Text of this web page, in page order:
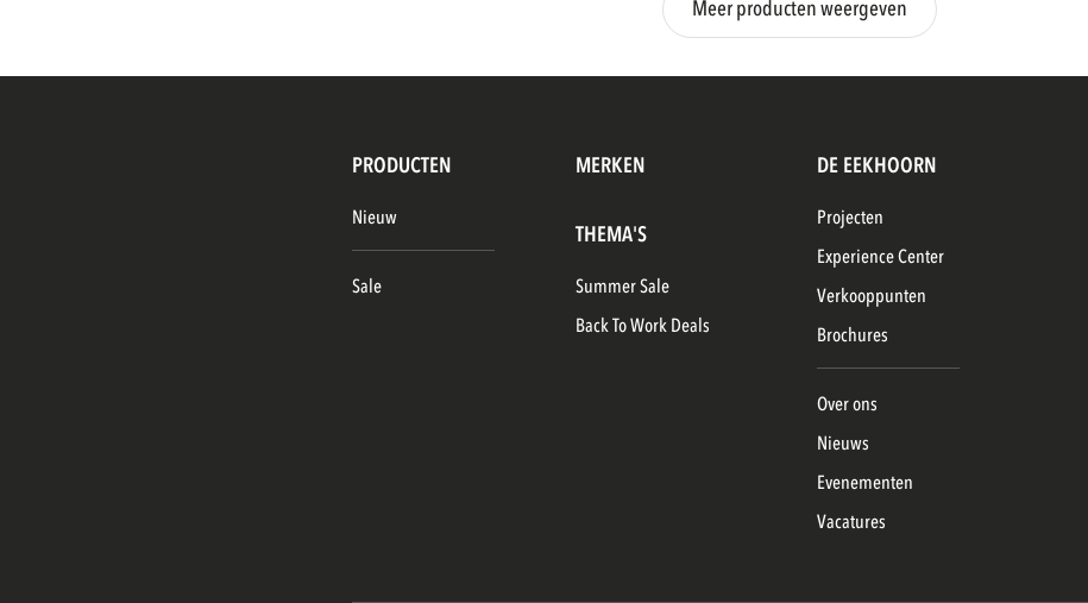
Meer producten weergeven
PRODUCTEN MERKEN
Nieuw
Sale
THEMA'S
Summer Sale
Back To Work Deals
DE EEKHOORN
Projecten
Experience Center
Verkooppunten
Brochures
Over ons
Nieuws
Evenementen
Vacatures